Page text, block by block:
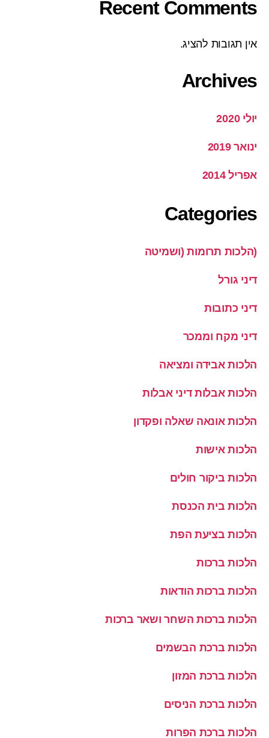
Recent Comments
אין תגובות להציג.
Archives
יולי 2020
ינואר 2019
אפריל 2014
Categories
(הלכות תרומות (ושמיטה
דיני גורל
דיני כתובות
דיני מקח וממכר
הלכות אבידה ומציאה
הלכות אבלות דיני אבלות
הלכות אונאה שאלה ופקדון
הלכות אישות
הלכות ביקור חולים
הלכות בית הכנסת
הלכות בציעת הפת
הלכות ברכות
הלכות ברכות הודאות
הלכות ברכות השחר ושאר ברכות
הלכות ברכת הבשמים
הלכות ברכת המזון
הלכות ברכת הניסים
הלכות ברכת הפרות